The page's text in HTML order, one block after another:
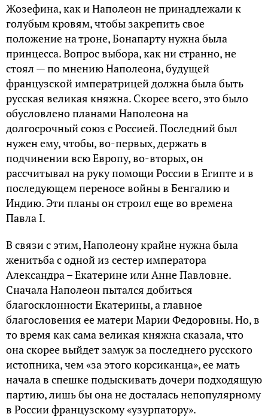
Жозефина, как и Наполеон не принадлежали к
голубым кровям, чтобы закрепить свое
положение на троне, Бонапарту нужна была
принцесса. Вопрос выбора, как ни странно, не
стоял — по мнению Наполеона, будущей
французской императрицей должна была быть
русская великая княжна. Скорее всего, это было
обусловлено планами Наполеона на
долгосрочный союз с Россией. Последний был
нужен ему, чтобы, во-первых, держать в
подчинении всю Европу, во-вторых, он
рассчитывал на руку помощи России в Египте и в
последующем переносе войны в Бенгалию и
Индию. Эти планы он строил еще во времена
Павла I.
В связи с этим, Наполеону крайне нужна была
женитьба с одной из сестер императора
Александра – Екатерине или Анне Павловне.
Сначала Наполеон пытался добиться
благосклонности Екатерины, а главное
благословения ее матери Марии Федоровны. Но, в
то время как сама великая княжна сказала, что
она скорее выйдет замуж за последнего русского
истопника, чем «за этого корсиканца», ее мать
начала в спешке подыскивать дочери подходящую
партию, лишь бы она не досталась непопулярному
в России французскому «узурпатору».